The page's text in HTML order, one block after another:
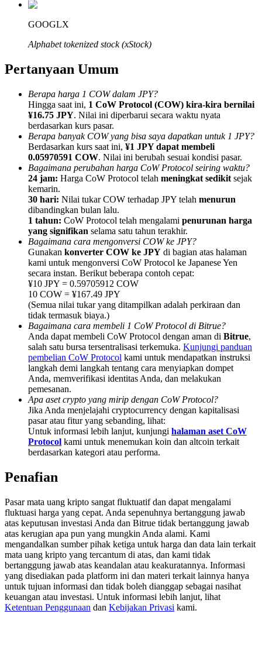
Referensi
Undang teman untuk mendapatkan imbalan tunai
BTC Welcome Rewards
BTC Welcome Rewards
Deposit & Trade BTC to Share 25000 USDT prize pool!
Deposit CASHCAT & Win
Share 500000 CASHCAT prize pool
Register & Trade to Win 500,000 USDT
Precious Metals Trading Carnival
Trade Gold & Silver · 33,333 USDT Bonus
GOOGLX
Alphabet tokenized stock (xStock)
Pertanyaan Umum
Berapa harga 1 COW dalam JPY?
Hingga saat ini, 1 CoW Protocol (COW) kira-kira bernilai
¥16.75 JPY. Nilai ini diperbarui secara waktu nyata
berdasarkan kurs pasar.
Berapa banyak COW yang bisa saya dapatkan untuk 1 JPY?
Berdasarkan kurs saat ini, ¥1 JPY dapat membeli
0.05970591 COW. Nilai ini berubah sesuai kondisi pasar.
Bagaimana perubahan harga CoW Protocol seiring waktu?
24 jam: Harga CoW Protocol telah meningkat sedikit sejak
kemarin.
30 hari: Nilai tukar COW terhadap JPY telah menurun
dibandingkan bulan lalu.
1 tahun: CoW Protocol telah mengalami penurunan harga
yang signifikan selama satu tahun terakhir.
Bagaimana cara mengonversi COW ke JPY?
Gunakan konverter COW ke JPY di bagian atas halaman
kami untuk mengonversi CoW Protocol ke Japanese Yen
secara instan. Berikut beberapa contoh cepat:
¥10 JPY = 0.59705912 COW
10 COW = ¥167.49 JPY
(Semua nilai tukar yang ditampilkan adalah perkiraan dan
tidak termasuk biaya.)
Bagaimana cara membeli 1 CoW Protocol di Bitrue?
Anda dapat membeli CoW Protocol dengan aman di Bitrue,
salah satu bursa tersentralisasi terkemuka. Kunjungi panduan
pembelian CoW Protocol kami untuk mendapatkan instruksi
langkah demi langkah tentang cara menyiapkan dompet
Anda, memverifikasi identitas Anda, dan melakukan
pemesanan.
Apa aset crypto yang mirip dengan CoW Protocol?
Jika Anda menjelajahi cryptocurrency dengan kapitalisasi
pasar atau fitur yang sebanding, lihat:
Untuk informasi lebih lanjut, kunjungi halaman aset CoW
Protocol kami untuk menemukan koin dan altcoin terkait
berdasarkan kategori atau performa.
Penafian
Pasar mata uang kripto sangat fluktuatif dan dapat mengalami
fluktuasi harga yang cepat. Anda sepenuhnya bertanggung jawab
atas keputusan investasi Anda dan Bitrue tidak bertanggung jawab
atas kerugian apa pun yang mungkin Anda alami. Kami
mengandalkan sumber pihak ketiga untuk harga dan data lain terkait
mata uang kripto yang tercantum di atas, dan kami tidak
bertanggung jawab atas keandalan atau keakuratannya. Informasi
yang disediakan pada platform ini dan materi terkait lainnya hanya
untuk tujuan informasi dan tidak boleh dianggap sebagai nasihat
keuangan atau investasi. Untuk informasi lebih lanjut, lihat
Ketentuan Penggunaan dan Kebijakan Privasi kami.